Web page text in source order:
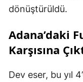
dönüştürüldü.
Adana’daki
Karşısına
Dev eser, bu yıl